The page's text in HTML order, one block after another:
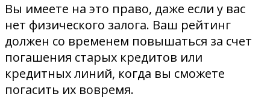
Вы имеете на это право, даже если у вас
нет физического залога. Ваш рейтинг
должен со временем повышаться за счет
погашения старых кредитов или
кредитных линий, когда вы сможете
погасить их вовремя.